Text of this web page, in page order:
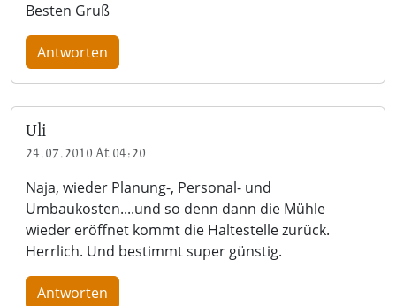
Besten Gruß
Antworten
Uli
24.07.2010 At 04:20
Naja, wieder Planung-, Personal- und
Umbaukosten....und so denn dann die Mühle
wieder eröffnet kommt die Haltestelle zurück.
Herrlich. Und bestimmt super günstig.
Antworten